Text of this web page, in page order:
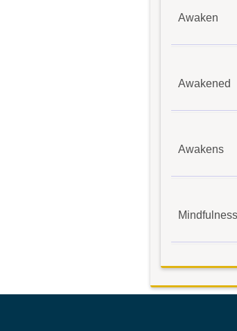
Awaken
Awakened
Awakens
Mindfulness